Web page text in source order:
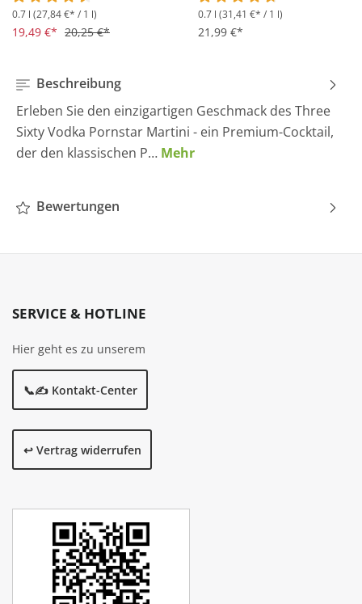
Durchschnittliche Bewertung von 4.5 von 5 Sternen
0.7 l (27,84 €* / 1 l)
19,49 €* 20,25 €*
Durchschnittliche
0.7 l (31,41 €* / 1 l)
21,99 €*
Beschreibung
Erleben Sie den einzigartigen Geschmack des Three
Sixty Vodka Pornstar Martini - ein Premium-Cocktail,
der den klassischen P… Mehr
Bewertungen
SERVICE & HOTLINE
Hier geht es zu unserem
📞✍️ Kontakt-Center
↩️ Vertrag widerrufen